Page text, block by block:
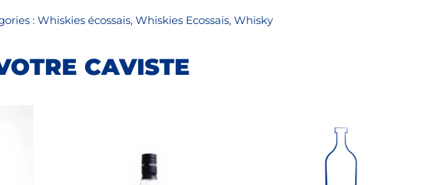
:Whiskies écossais,Whiskies Ecossais,Whisky
CAVISTE